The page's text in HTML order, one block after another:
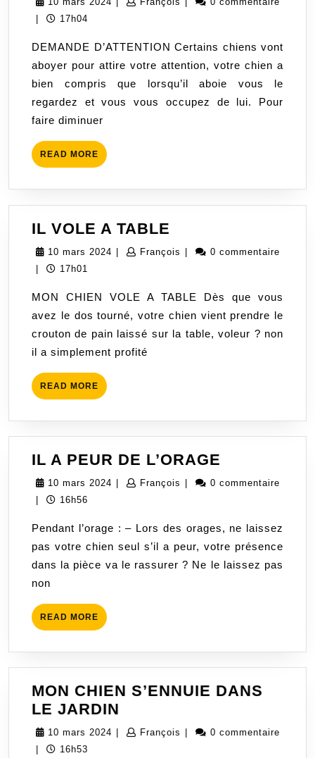
17h04
DEMANDE D’ATTENTION Certains chiens vont
aboyer pour attire votre attention, votre chien a
bien compris que lorsqu’il aboie vous le
regardez et vous vous occupez de lui. Pour
faire diminuer
READ MORE READ
MORE
IL VOLE A TABLE
VOLE
10 mars 2024 10
| François François
|
0 commentaire
|
17h01
MON CHIEN VOLE A TABLE Dès que vous
avez le dos tourné, votre chien vient prendre le
crouton de pain laissé sur la table, voleur ? non
il a simplement profité
READ MORE READ
MORE
IL A PEUR DE L’ORAGE
A
L’ORAGE
10 mars 2024 10
| François François
|
0 commentaire
|
16h56
Pendant l’orage : – Lors des orages, ne laissez
pas votre chien seul s’il a peur, votre présence
dans la pièce va le rassurer ? Ne le laissez pas
non
READ MORE READ
MORE
MON CHIEN S’ENNUIE DANS
LE JARDIN
CHIEN
10 mars 2024 10
François François0 commentaire
16h53